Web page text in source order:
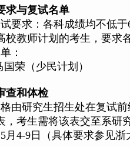
求与复试名单
要求：各科成绩均不低
校教师计划的考生，要求
：
荣（少民计划）
查和体检
由研究生招生处在复试
，考生需将该表交至系研
月4-9日（具体要求参见